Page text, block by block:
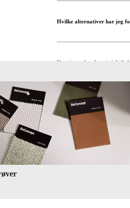
Kjøp våre
Hvilke alternativer har jeg
Kan jeg se bordene i
Finn en butikk
Hva om jeg trenger hjelp til å